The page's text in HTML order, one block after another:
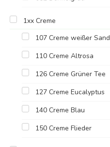
1xx Creme
107 Creme weißer Sand
110 Creme Altrosa
126 Creme Grüner Tee
127 Creme Eucalyptus
140 Creme Blau
150 Creme Flieder